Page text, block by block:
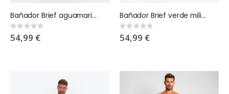
Bañador Brief aguamarina Safari
Rating:
0%
54,99 €
Bañador Brief verde militar Safari
Rating:
0%
54,99 €